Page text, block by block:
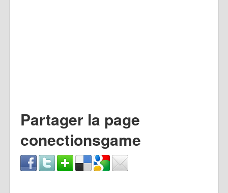
Partager la page
conectionsgame